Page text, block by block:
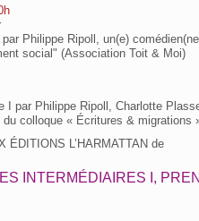
Philippe Ripoll, un(e)
social" (Association Toit & Moi)
I par Philippe Ripoll, Charlotte
du colloque « Écritures & migrations
ÉDITIONS L’HARMATTAN de
INTERMÉDIAIRES I,